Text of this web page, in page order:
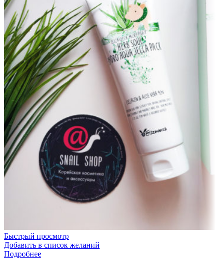
Быстрый просмотр
Добавить в список желаний
Подробнее